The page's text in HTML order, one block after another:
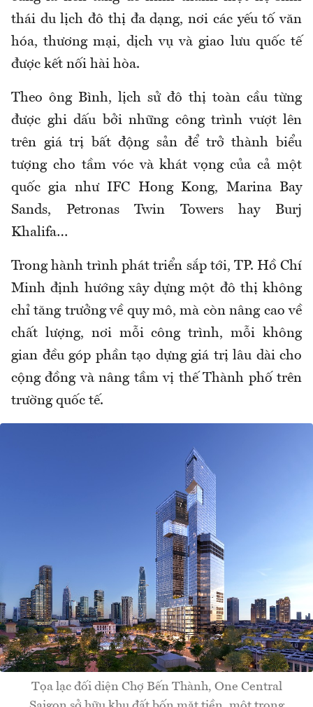
thái du lịch đô thị đa dạng, nơi các yếu tố văn
hóa, thương mại, dịch vụ và giao lưu quốc tế
được kết nối hài hòa.
Theo ông Bình, lịch sử đô thị toàn cầu từng
được ghi dấu bởi những công trình vượt lên
trên giá trị bất động sản để trở thành biểu
tượng cho tầm vóc và khát vọng của cả một
quốc gia như IFC Hong Kong, Marina Bay
Sands, Petronas Twin Towers hay Burj
Khalifa…
Trong hành trình phát triển sắp tới, TP. Hồ Chí
Minh định hướng xây dựng một đô thị không
chỉ tăng trưởng về quy mô, mà còn nâng cao về
chất lượng, nơi mỗi công trình, mỗi không
gian đều góp phần tạo dựng giá trị lâu dài cho
cộng đồng và nâng tầm vị thế Thành phố trên
trường quốc tế.
Tọa lạc đối diện Chợ Bến Thành, One Central